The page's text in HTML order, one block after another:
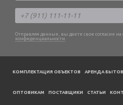
Отправляя данные, вы даете свое согласие на
конфиденциальности .
КОМПЛЕКТАЦИЯ ОБЪЕКТОВ АРЕНДА
ОПТОВИКАМ ПОСТАВЩИКИ CТАТЬИ